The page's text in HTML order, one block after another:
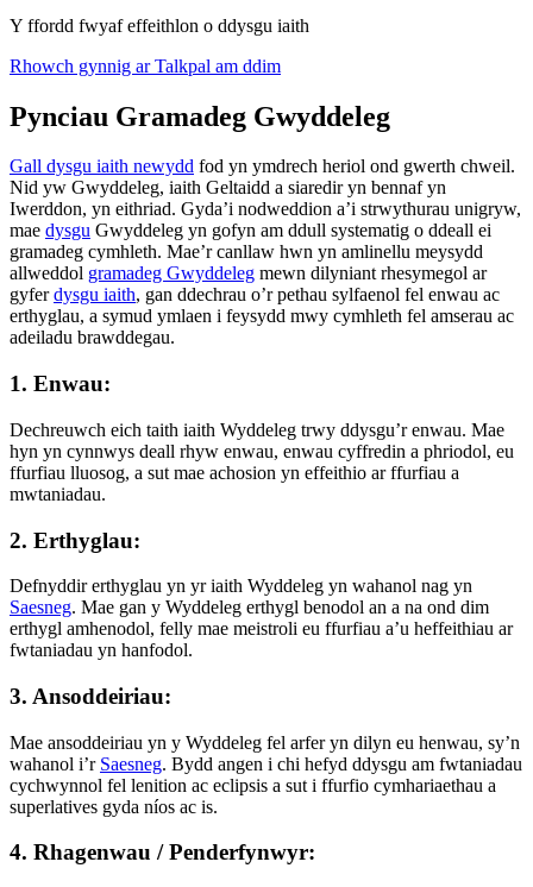
Y ffordd fwyaf effeithlon o ddysgu iaith
Rhowch gynnig ar Talkpal am ddim
Pynciau Gramadeg Gwyddeleg
Gall dysgu iaith newydd fod yn ymdrech heriol ond gwerth chweil.
Nid yw Gwyddeleg, iaith Geltaidd a siaredir yn bennaf yn
Iwerddon, yn eithriad. Gyda’i nodweddion a’i strwythurau unigryw,
mae dysgu Gwyddeleg yn gofyn am ddull systematig o ddeall ei
gramadeg cymhleth. Mae’r canllaw hwn yn amlinellu meysydd
allweddol gramadeg Gwyddeleg mewn dilyniant rhesymegol ar
gyferdysgu iaith, gan ddechrau o’r pethau sylfaenol fel enwau ac
erthyglau, a symud ymlaen i feysydd mwy cymhleth fel amserau ac
adeiladu brawddegau.
1. Enwau:
Dechreuwch eich taith iaith Wyddeleg trwy ddysgu’r enwau. Mae
hyn yn cynnwys deall rhyw enwau, enwau cyffredin a phriodol, eu
ffurfiau lluosog, a sut mae achosion yn effeithio ar ffurfiau a
mwtaniadau.
2. Erthyglau:
Defnyddir erthyglau yn yr iaith Wyddeleg yn wahanol nag yn
Saesneg. Mae gan y Wyddeleg erthygl benodol an a na ond dim
erthygl amhenodol, felly mae meistroli eu ffurfiau a’u heffeithiau ar
fwtaniadau yn hanfodol.
3. Ansoddeiriau:
Mae ansoddeiriau yn y Wyddeleg fel arfer yn dilyn eu henwau, sy’n
wahanol i’r Saesneg. Bydd angen i chi hefyd ddysgu am fwtaniadau
cychwynnol fel lenition ac eclipsis a sut i ffurfio cymhariaethau a
superlatives gyda níos ac is.
4. Rhagenwau / Penderfynwyr: